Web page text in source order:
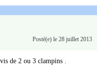
Posté(e) le 28 juillet 2013
de 2 ou 3 clampins .